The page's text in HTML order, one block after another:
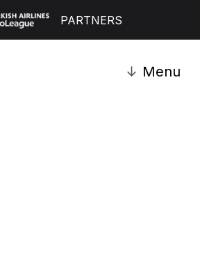
PARTNERS
↓ Menu